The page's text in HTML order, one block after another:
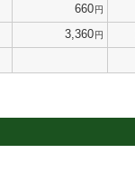
660円
3,360円